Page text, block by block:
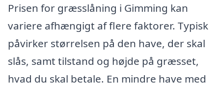
Prisen for græsslåning i Gimming kan
variere afhængigt af flere faktorer. Typisk
påvirker størrelsen på den have, der skal
slås, samt tilstand og højde på græsset,
hvad du skal betale. En mindre have med